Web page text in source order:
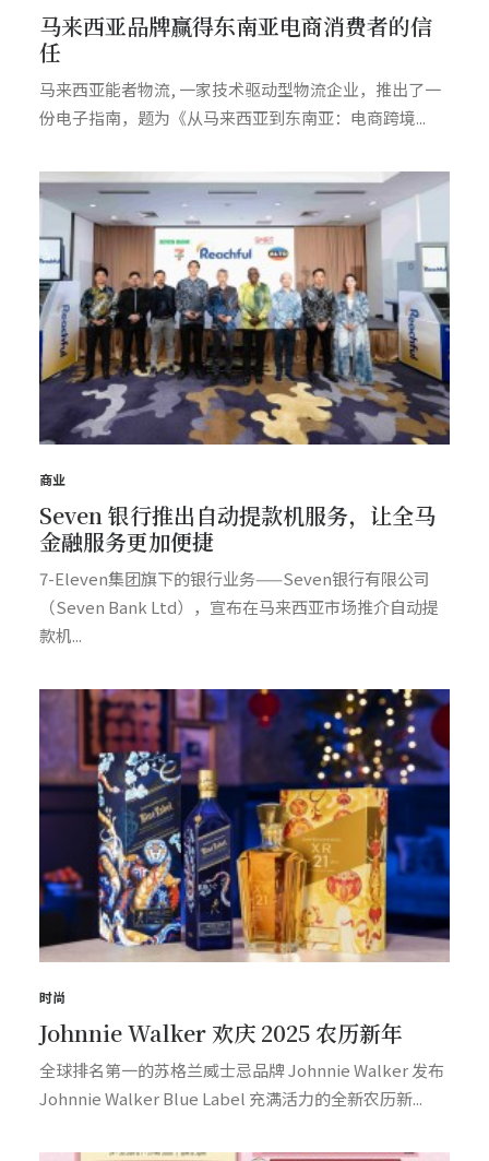
马来西亚品牌赢得东南亚电商消费者的信
任
马来西亚能者物流, 一家技术驱动型物流企业，推出了一
份电子指南，题为《从马来西亚到东南亚：电商跨境...
商业
Seven 银行推出自动提款机服务，让全马
金融服务更加便捷
7-Eleven集团旗下的银行业务——Seven银行有限公司
（Seven Bank Ltd），宣布在马来西亚市场推介自动提
款机...
时尚
Johnnie Walker 欢庆 2025 农历新年
全球排名第一的苏格兰威士忌品牌 Johnnie Walker 发布
Johnnie Walker Blue Label 充满活力的全新农历新...